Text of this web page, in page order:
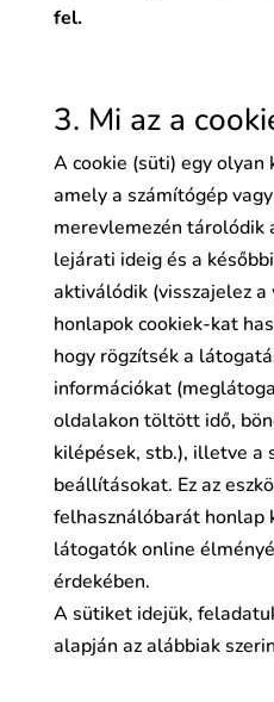
fel.
3. Mi az a
A cookie (süti) egy olyan
amely a számítógép
merevlemezén
lejárati ideig és a
aktiválódik (visszajelez
honlapok cookiek-kat
hogy rögzítsék a
információkat
oldalakon töltött idő,
kilépések, stb.), illetve a
beállításokat. Ez az
felhasználóbarát honlap
látogatók online
érdekében.
A sütiket idejük,
alapján az alábbiak